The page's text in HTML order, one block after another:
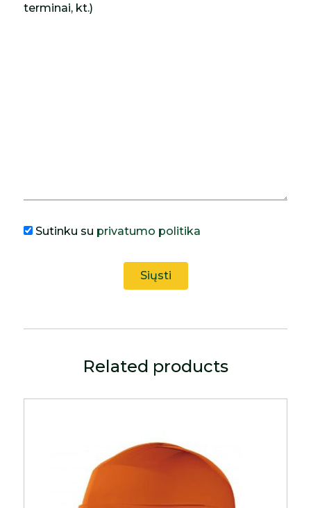
terminai, kt.)
Sutinku su privatumo politika
Related products